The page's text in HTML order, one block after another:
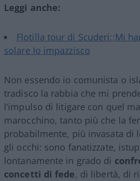
Leggi anche:
Flotilla tour di Scuderi:;Mi
solare Io impazzisco
Non essendo io comunista o
tradisco la rabbia che mi
l’impulso di litigare con quel
marocchino, tanto più che la
probabilmente, più invasata di
gli occhi: sono fanatizzate,
lontanamente in grado di
concetti di fede, di libertà, di